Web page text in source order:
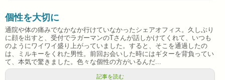
個性を大切に
通院や体の痛みでなかなか行けていなかったシェアオフィス。久しぶり
に顔を出すと、受付でラガーマンのTさんが話しかけてくれて、いつも
のようにワイワイ盛り上がっていました。すると、そこを通過したの
は、ミルキーをくれた男性。前回お会いした時にはギターを背負ってい
て、本気で驚きました。色々な個性の方がいるんだ...
記事を読む